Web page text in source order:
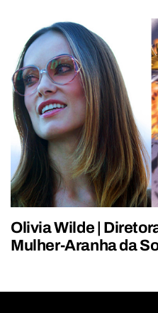
Olivia Wilde |
Mulher-Aranha da